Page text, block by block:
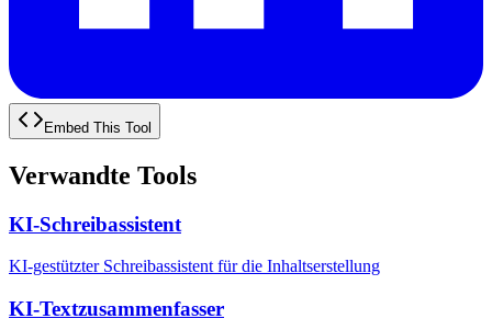
Embed This Tool
Verwandte Tools
KI-Schreibassistent
KI-gestützter Schreibassistent für die Inhaltserstellung
KI-Textzusammenfasser